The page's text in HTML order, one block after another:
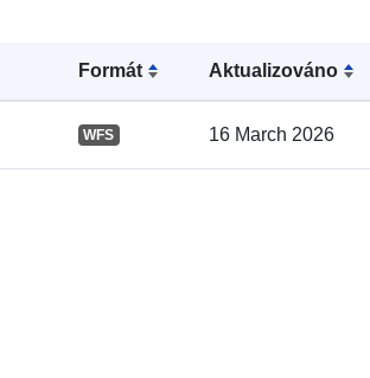
Formát Aktualizováno
WFS 16 March 2026
Katalogový
záznam: